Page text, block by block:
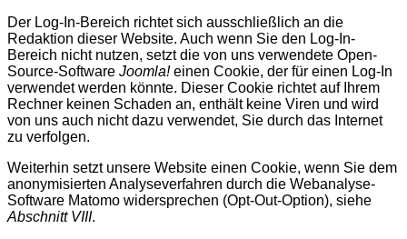
Der Log-In-Bereich richtet sich ausschließlich an die
Redaktion dieser Website. Auch wenn Sie den Log-In-
Bereich nicht nutzen, setzt die von uns verwendete Open-
Source-Software Joomla!einen Cookie, der für einen Log-In
verwendet werden könnte. Dieser Cookie richtet auf Ihrem
Rechner keinen Schaden an, enthält keine Viren und wird
von uns auch nicht dazu verwendet, Sie durch das Internet
zu verfolgen.
Weiterhin setzt unsere Website einen Cookie, wenn Sie dem
anonymisierten Analyseverfahren durch die Webanalyse-
Software Matomo widersprechen (Opt-Out-Option), siehe
Abschnitt VIII.